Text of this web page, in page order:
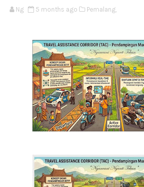
Ng 5 months ago Pemalang,